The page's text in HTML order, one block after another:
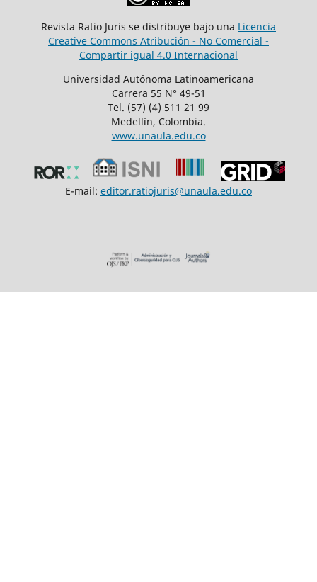
Revista Ratio Juris se distribuye bajo una Licencia
Creative Commons Atribución - No Comercial -
Compartir igual 4.0 Internacional
Universidad Autónoma Latinoamericana
Carrera 55 N° 49-51
Tel. (57) (4) 511 21 99
Medellín, Colombia.
www.unaula.edu.co
E-mail: editor.ratiojuris@unaula.edu.co